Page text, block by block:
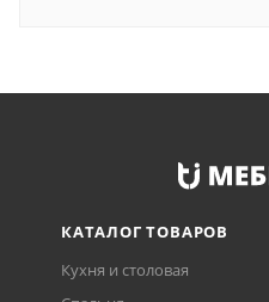
КАТАЛОГ ТОВАРОВ
Кухня и столовая